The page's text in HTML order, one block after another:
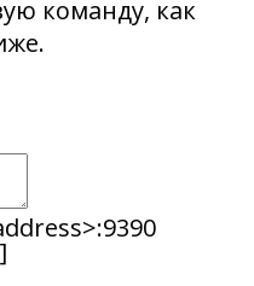
команду, как
>:9390
]